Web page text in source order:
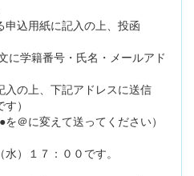
申込用紙に記入の上、投函
に学籍番号・氏名・メールアド
の上、下記アドレスに送信
）
＠に変えて送ってください）
）１７：００です。